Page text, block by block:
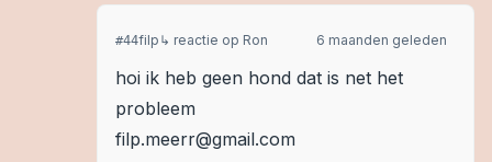
#44filp ↳ reactie op Ron 6 maanden geleden
hoi ik heb geen hond dat is net het
probleem
filp.meerr@gmail.com